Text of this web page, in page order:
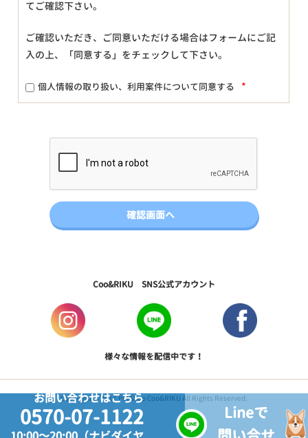
てご確認下さい。
ご確認いただき、ご同意いただける場合はフォームにご記
入の上、「同意する」をチェックして下さい。
個人情報の取り扱い、利用案件について同意する *
お問い合わせはこちら
0570-07-1122
Lineで
Coo&RIKU SNS公式アカウント
様々な情報を配信中です！
Copyright © 2017 PetShop Coo&RIKU All Rights Reserved.